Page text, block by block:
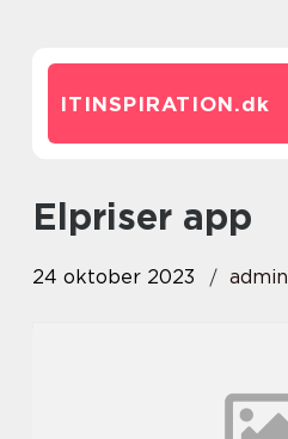
ITINSPIRATION.dk
elpriser app
24 oktober 2023 admin